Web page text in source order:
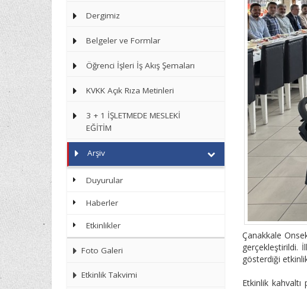
Dergimiz
Belgeler ve Formlar
Öğrenci İşleri İş Akış Şemaları
KVKK Açık Rıza Metinleri
3 + 1 İŞLETMEDE MESLEKİ
EĞİTİM
Arşiv
Duyurular
Haberler
Etkinlikler
Foto Galeri
Etkinlik Takvimi
Çanakkale
gerçekleştirildi.
gösterdiği
Etkinlik kahvaltı